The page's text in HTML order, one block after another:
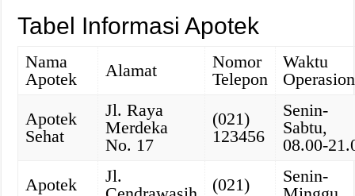
Tabel Informasi Apotek
Nama
Apotek
Alamat
Nomor
Telepon
Waktu
Apotek
Sehat
Jl. Raya
Merdeka
No. 17
(021)
123456
Senin-
Sabtu,
08.00-
Apotek
Jl.
(021)
Senin-